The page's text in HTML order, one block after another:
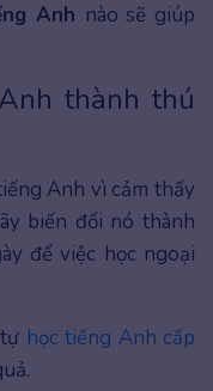
Anh nào sẽ giúp
thành thú
Anh vì cảm thấy
biến đổi nó thành
để việc học ngoại
học tiếng Anh cấp